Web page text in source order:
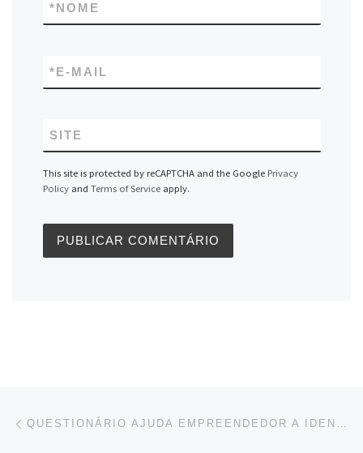
NOME
*
E-MAIL
*
SITE
This site is protected by reCAPTCHA and the Google Privacy
Policyand Terms of Serviceapply.
Navegação do post QUESTIONÁRIO AJUDA EMPREENDEDOR A IDENTIFICAR DESAFIOS QUE EMPERRAM NEGÓCIO